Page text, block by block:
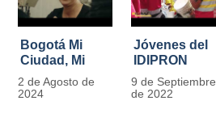
Bogotá Mi
Ciudad, Mi
Casa
2 de Agosto de
2024
Jóvenes del
IDIPRON
restauraron
más de 13.000
9 de Septiembre
de 2022